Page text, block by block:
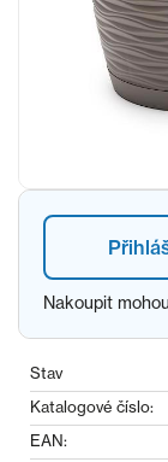
Nakoupit
Stav
Katalogové číslo:
EAN: